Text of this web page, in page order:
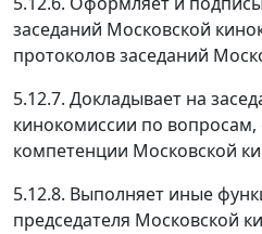
заседаний Московской
протоколов заседаний
5.12.7. Докладывает на
кинокомиссии по
компетенции Московской
5.12.8. Выполняет иные
председателя Московской